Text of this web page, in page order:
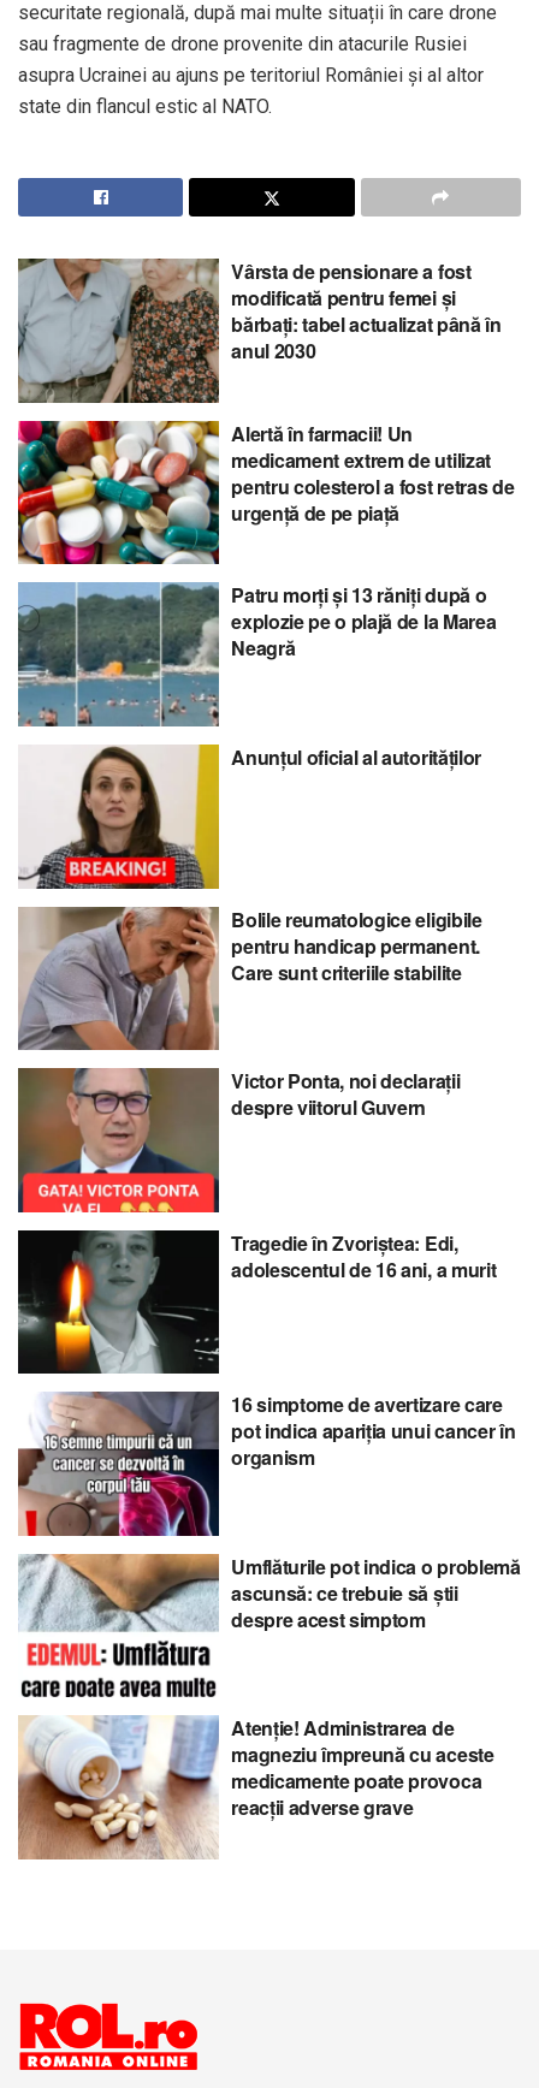
securitate regională, după mai multe situații în care drone
sau fragmente de drone provenite din atacurile Rusiei
asupra Ucrainei au ajuns pe teritoriul României și al altor
state din flancul estic al NATO.
Vârsta de pensionare a fost
modificată pentru femei și
bărbați: tabel actualizat până în
anul 2030
Alertă în farmacii! Un
medicament extrem de utilizat
pentru colesterol a fost retras de
urgență de pe piață
Patru morți și 13 răniți după o
explozie pe o plajă de la Marea
Neagră
Anunțul oficial al autorităților
Bolile reumatologice eligibile
pentru handicap permanent.
Care sunt criteriile stabilite
Victor Ponta, noi declarații
despre viitorul Guvern
Tragedie în Zvoriștea: Edi,
adolescentul de 16 ani, a murit
16 simptome de avertizare care
pot indica apariția unui cancer în
organism
Umflăturile pot indica o problemă
ascunsă: ce trebuie să știi
despre acest simptom
Atenție! Administrarea de
magneziu împreună cu aceste
medicamente poate provoca
reacții adverse grave